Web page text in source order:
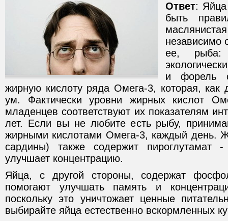
Ответ:
быть
независимо
ее, рыба:
и форель
жирную кислоту ряда Омега-3, которая, как
ум. Фактически уровни жирных кислот
младенцев соответствуют их показателям
лет. Если вы не любите есть рыбу,
жирными кислотами Омега-3, каждый день.
сардины) также содержит пироглутамат -
улучшает концентрацию.
Яйца, с другой стороны, содержат
помогают улучшать память и
поскольку это уничтожает ценные
выбирайте яйца естественно вскормленных